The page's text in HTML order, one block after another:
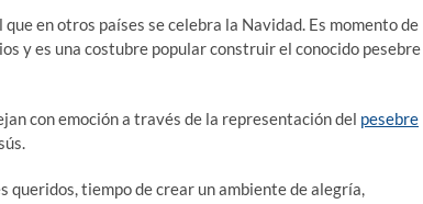
en otros países se celebra la Navidad. Es momento de
y es una costubre popular construir el conocido pesebre
con emoción a través de la representación del pesebre
queridos, tiempo de crear un ambiente de alegría,